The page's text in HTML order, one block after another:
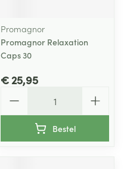
Promagnor
Promagnor Relaxation
Caps 30
€ 25,95
Bestel